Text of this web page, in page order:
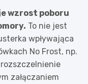
wzrost poboru
To nie jest
wpływająca
No Frost, np.
rozszczelnienie
załączaniem